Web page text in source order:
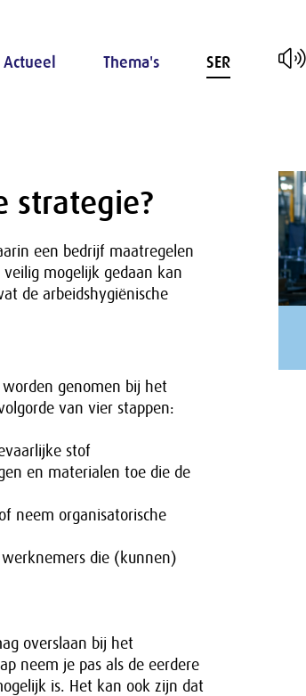
Actueel Thema's SER
strategie?
een bedrijf maatregelen
mogelijk gedaan kan
de arbeidshygiënische
genomen bij het
van vier stappen:
stof
en materialen toe die de
neem organisatorische
werknemers die (kunnen)
overslaan bij het
neem je pas als de eerdere
is. Het kan ook zijn dat